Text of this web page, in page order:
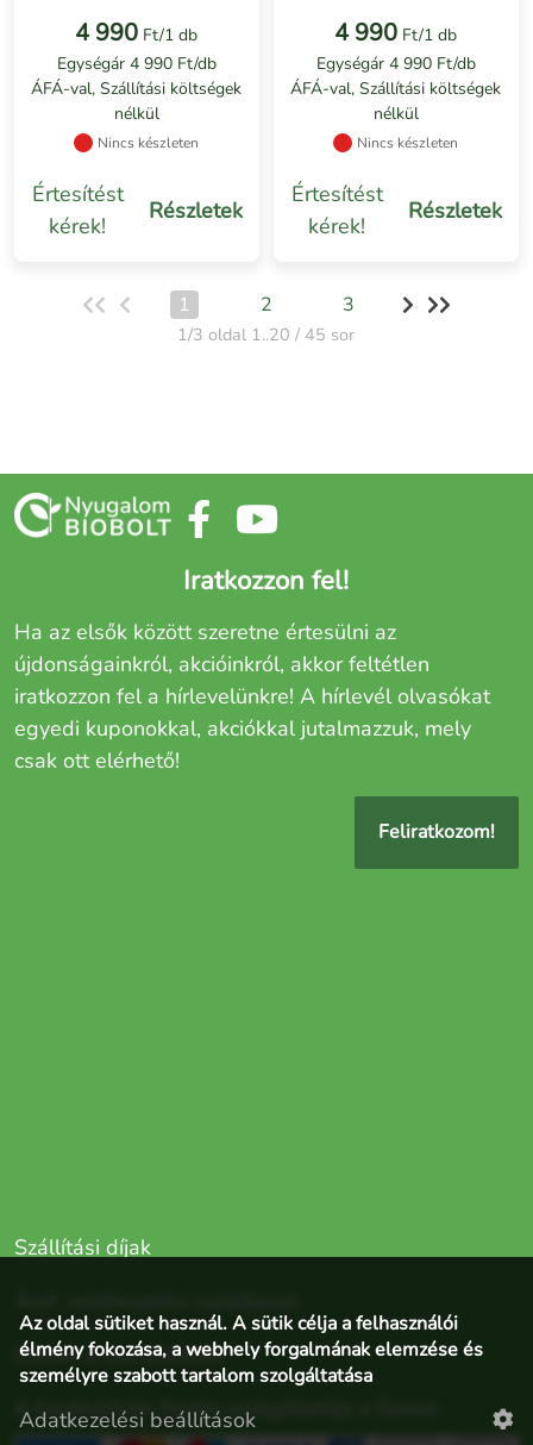
4 990 Ft/1 db
Egységár 4 990 Ft/db
ÁFÁ-val, Szállítási költségek
nélkül
Nincs készleten
Értesítést
kérek!
Részletek
4 990 Ft/1 db
Egységár 4 990 Ft/db
ÁFÁ-val, Szállítási költségek
nélkül
Nincs készleten
Értesítést
kérek!
Részletek
1 2 3
1/3 oldal 1..20 / 45 sor
Szállítási díjak
Elállás a szerződéstől
A bankkártyás fizetés szolgáltatója a Barion
Iratkozzon fel!
Ha az elsők között szeretne értesülni az
újdonságainkról, akcióinkról, akkor feltétlen
iratkozzon fel a hírlevelünkre! A hírlevél olvasókat
egyedi kuponokkal, akciókkal jutalmazzuk, mely
csak ott elérhető!
Feliratkozom!
Az oldal sütiket használ. A sütik célja a felhasználói
élmény fokozása, a webhely forgalmának elemzése és
személyre szabott tartalom szolgáltatása
Adatkezelési beállítások